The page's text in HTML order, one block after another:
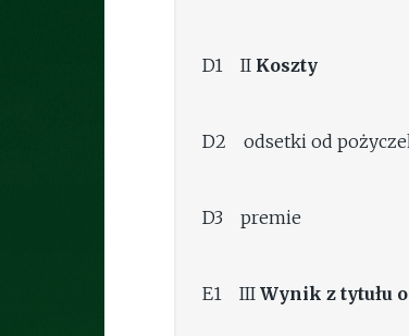
D1 II Koszty
D2 odsetki od
D3 premie
E1 III Wynik z tytułu